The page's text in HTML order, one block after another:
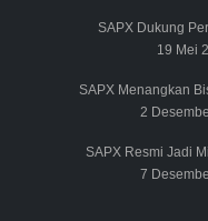
SAPX Dukung
19 Mei
SAPX Menangkan
2
SAPX Resmi Jadi
7